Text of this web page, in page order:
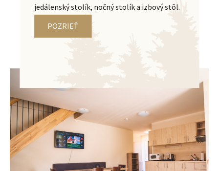
jedálenský stolík, nočný stolík a izbový stôl.
POZRIEŤ